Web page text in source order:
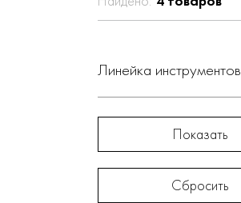
Линейка инструментов
ELITECH (4)
Показать
Сбросить